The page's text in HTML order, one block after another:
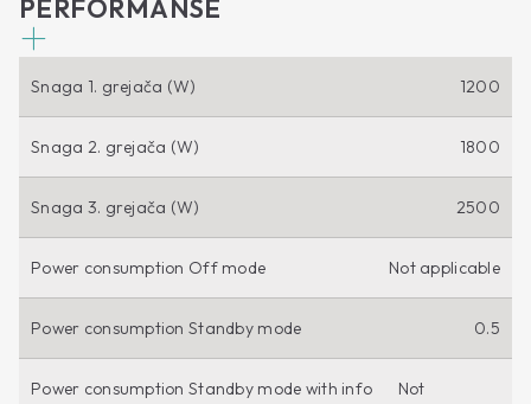
PERFORMANSE
Snaga 1. grejača (W) 1200
Snaga 2. grejača (W) 1800
Snaga 3. grejača (W) 2500
Power consumption Off mode Not applicable
Power consumption Standby mode 0.5
Power consumption Standby mode with info
Not